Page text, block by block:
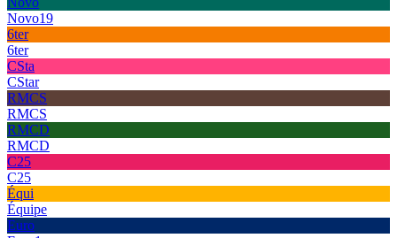
Novo19
6ter
6ter
CSta
CStar
RMCS
RMCS
RMCD
RMCD
C25
C25
Équi
Équipe
Euro